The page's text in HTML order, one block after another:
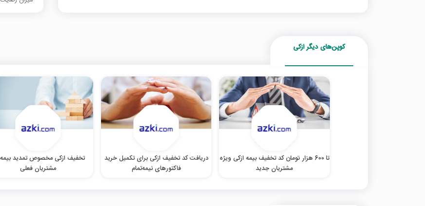
کوپن‌های دیگر ازکی
تا 600 هزار تومان کد تخفیف بیمه ازکی ویژه
مشتریان جدید
دریافت کد تخفیف ازکی برای تکمیل خرید
فاکتورهای نیمه‌تمام
تخفیف ازکی مخصوص تمدید
مشتریان فعلی